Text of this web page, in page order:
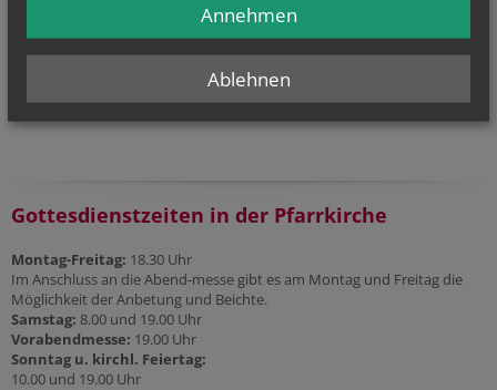
Priesternotrufnummer:
Gottesdienstzeiten in der Pfarrkirche
Montag-Freitag: 18.30 Uhr
Im Anschluss an die Abend-messe gibt es am Montag und Freitag die
Möglichkeit der Anbetung und Beichte.
Samstag: 8.00 und 19.00 Uhr
Vorabendmesse: 19.00 Uhr
Sonntag u. kirchl. Feiertag:
10.00 und 19.00 Uhr
Ablehnen
Annehmen